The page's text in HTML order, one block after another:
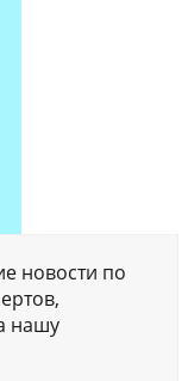
новости по
нашу